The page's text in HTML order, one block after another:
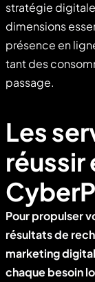
stratégie
dimensions
présence en
tant des
passage.
Les
réussir
Pour propulser
résultats de
marketing
chaque besoin